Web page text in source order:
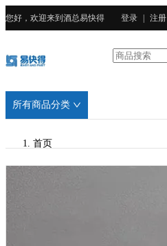
您好，欢迎来到酒总易快得 登录 注册
所有商品分类
首页